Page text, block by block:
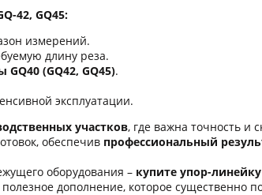
42, GQ45:
измерений.
длину реза.
(GQ42, GQ45).
эксплуатации.
участков, где важна точность и
обеспечив профессиональный
оборудования – купите упор-
дополнение, которое существенно